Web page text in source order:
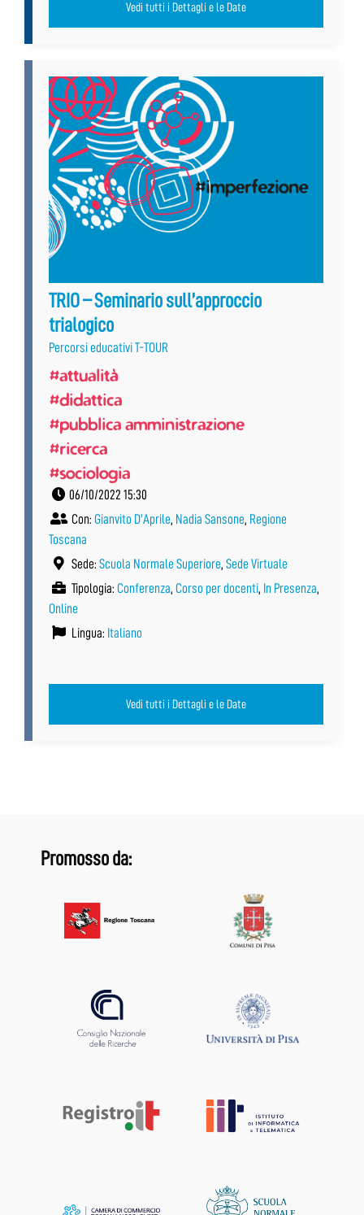
Vedi tutti i Dettagli e le Date
TRIO – Seminario sull’approccio
trialogico
Percorsi educativi T-TOUR
#attualità
#didattica
#pubblica amministrazione
#ricerca
#sociologia
06/10/2022 15:30
Con: Gianvito D'Aprile, Nadia Sansone, Regione
Toscana
Sede: Scuola Normale Superiore, Sede Virtuale
Tipologia: Conferenza, Corso per docenti, In Presenza,
Online
Lingua: Italiano
Vedi tutti i Dettagli e le Date
Promosso da: